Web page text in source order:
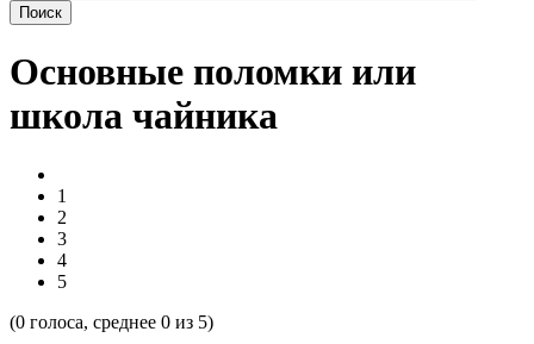
Основные поломки или
школа чайника
1
2
3
4
5
(0 голоса, среднее 0 из 5)